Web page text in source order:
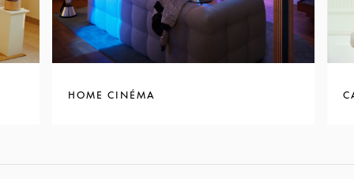
HOME CINÉMA